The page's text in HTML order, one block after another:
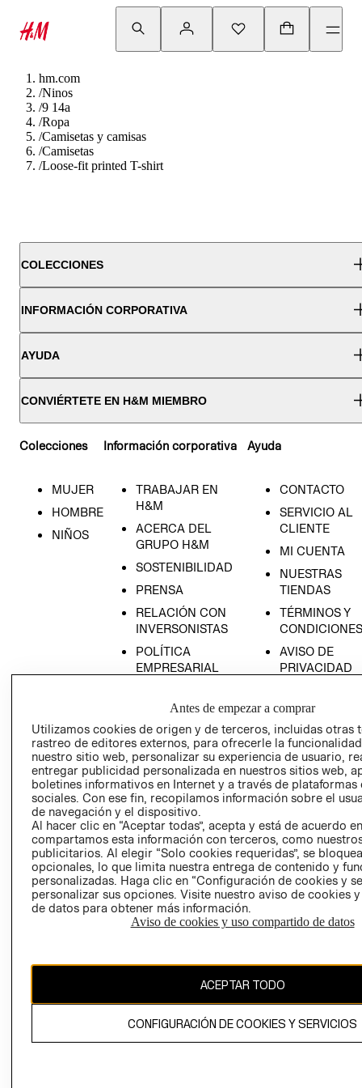
hm.com
/Ninos
/9 14a
/Ropa
/Camisetas y camisas
/Camisetas
/Loose-fit printed T-shirt
COLECCIONES
INFORMACIÓN CORPORATIVA
AYUDA
CONVIÉRTETE EN H&M MIEMBRO
Colecciones
MUJER
HOMBRE
NIÑOS
Información corporativa
TRABAJAR EN
H&M
ACERCA DEL
GRUPO H&M
SOSTENIBILIDAD
PRENSA
RELACIÓN CON
INVERSONISTAS
POLÍTICA
EMPRESARIAL
Ayuda
CONTACTO
SERVICIO AL
CLIENTE
MI CUENTA
NUESTRAS
TIENDAS
TÉRMINOS Y
CONDICIONES
AVISO DE
PRIVACIDAD
AVISO DE
COOKIES
LIBRO DE
Ecuador ($)
CAMBIAR REGIÓN
El contenido de esta página web está protegido por copyright y es
Antes de empezar a comprar
Utilizamos cookies de origen y de terceros, incluidas otras
rastreo de editores externos, para ofrecerle la
nuestro sitio web, personalizar su experiencia de usuario,
entregar publicidad personalizada en nuestros sitios web,
boletines informativos en Internet y a través de plataformas
sociales. Con ese fin, recopilamos información sobre el
de navegación y el dispositivo.
Al hacer clic en “Aceptar todas”, acepta y está de acuerdo
compartamos esta información con terceros, como
publicitarios. Al elegir “Solo cookies requeridas”, se
opcionales, lo que limita nuestra entrega de contenido y
personalizadas. Haga clic en “Configuración de cookies y
personalizar sus opciones. Visite nuestro aviso de cookies
de datos para obtener más información.
Aviso de cookies y uso compartido de datos
ACEPTAR TODO
CONFIGURACIÓN DE COOKIES Y SERVICIOS